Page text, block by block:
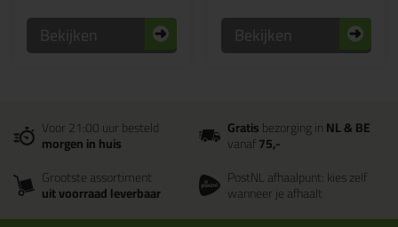
Bekijken Bekijken
Voor 21:00 uur besteld
morgen in huis
Gratisbezorging inNL & BE
vanaf75,-
Grootste assortiment
uit voorraad leverbaar
PostNL afhaalpunt: kies zelf
wanneer je afhaalt